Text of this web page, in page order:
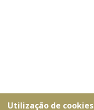
Utilização de cookies